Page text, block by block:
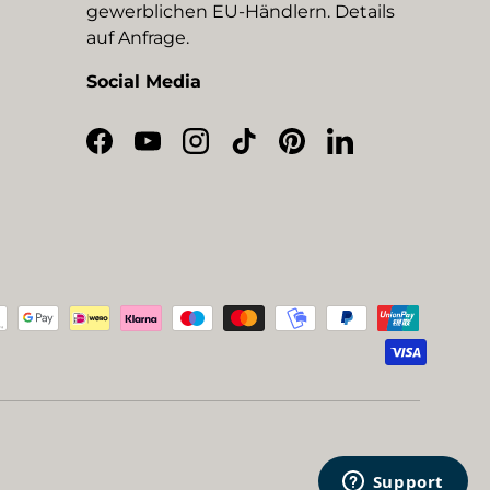
gewerblichen EU-Händlern. Details
auf Anfrage.
Social Media
Facebook
YouTubeInstagram
TikTokPinterestLinkedIn